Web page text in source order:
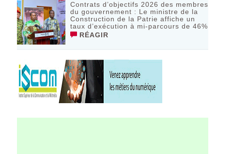
Contrats d’objectifs 2026 des membres
du gouvernement : Le ministre de la
Construction de la Patrie affiche un
taux d’exécution à mi-parcours de 46%
RÉAGIR